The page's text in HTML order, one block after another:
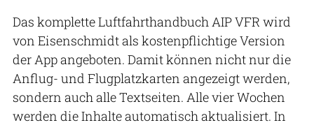
Das komplette Luftfahrthandbuch AIP VFR wird
von Eisenschmidt als kostenpflichtige Version
der App angeboten. Damit können nicht nur die
Anflug- und Flugplatzkarten angezeigt werden,
sondern auch alle Textseiten. Alle vier Wochen
werden die Inhalte automatisch aktualisiert. In